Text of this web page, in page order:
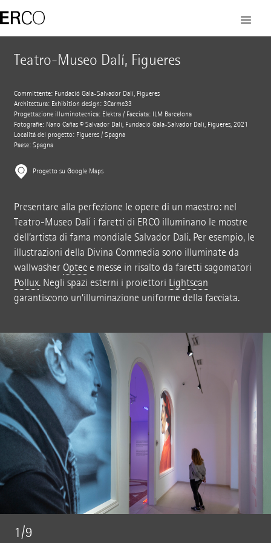
Teatro-Museo Dalí, Figueres
Committente: Fundació Gala-Salvador Dalí, Figueres
Architettura: Exhibition design: 3Carme33
Progettazione illuminotecnica: Elektra / Facciata: ILM Barcelona
Fotografie: Nano Cañas © Salvador Dalí, Fundació Gala-Salvador Dalí, Figueres, 2021
Località del progetto: Figueres / Spagna
Paese: Spagna
Progetto su Google Maps
Presentare alla perfezione le opere di un maestro: nel
Teatro-Museo Dalí i faretti di ERCO illuminano le mostre
dell’artista di fama mondiale Salvador Dalí. Per esempio, le
illustrazioni della Divina Commedia sono illuminate da
wallwasher Optece messe in risalto da faretti sagomatori
Pollux. Negli spazi esterni i proiettori Lightscan
garantiscono un’illuminazione uniforme della facciata.
1/9